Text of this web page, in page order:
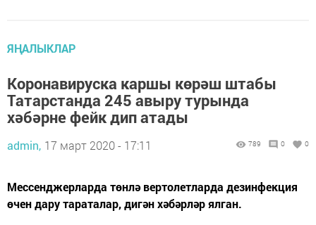
ЯҢАЛЫКЛАР
Коронавируска каршы көрәш штабы
Татарстанда 245 авыру турында
хәбәрне фейк дип атады
admin, 17 март 2020 - 17:11 789 0 0
Мессенджерларда төнлә вертолетларда дезинфекция
өчен дару тараталар, дигән хәбәрләр ялган.